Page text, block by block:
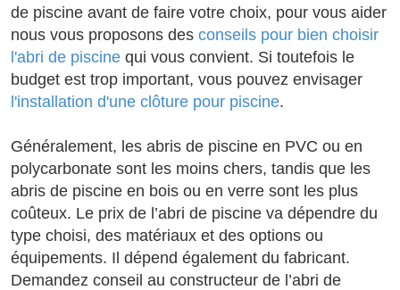
de piscine avant de faire votre choix, pour vous aider
nous vous proposons des conseils pour bien choisir
l'abri de piscine qui vous convient. Si toutefois le
budget est trop important, vous pouvez envisager
l'installation d'une clôture pour piscine.
Généralement, les abris de piscine en PVC ou en
polycarbonate sont les moins chers, tandis que les
abris de piscine en bois ou en verre sont les plus
coûteux. Le prix de l’abri de piscine va dépendre du
type choisi, des matériaux et des options ou
équipements. Il dépend également du fabricant.
Demandez conseil au constructeur de l’abri de